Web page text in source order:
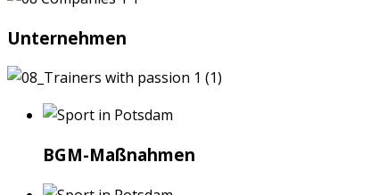
Unternehmen
BGM-Maßnahmen